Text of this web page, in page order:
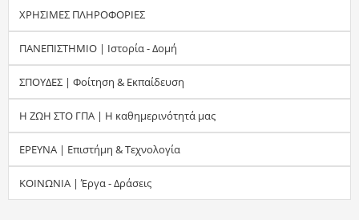
α
ν
α
ζ
ή
τ
ΧΡΗΣΙΜΕΣ ΠΛΗΡΟΦΟΡΙΕΣ
ΠΑΝΕΠΙΣΤΗΜΙΟ | Ιστορία - Δομή
ΣΠΟΥΔΕΣ | Φοίτηση & Εκπαίδευση
Η ΖΩΗ ΣΤΟ ΓΠΑ | Η καθημερινότητά μας
ΕΡΕΥΝΑ | Επιστήμη & Τεχνολογία
ΚΟΙΝΩΝΙΑ | Έργα - Δράσεις